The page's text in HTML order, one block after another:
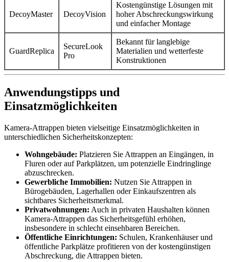
DecoyMaster DecoyVision
Kostengünstige Lösungen mit
hoher Abschreckungswirkung
und einfacher Montage
GuardReplica
SecureLook
Pro
Bekannt für langlebige
Materialien und wetterfeste
Konstruktionen
Anwendungstipps und
Einsatzmöglichkeiten
Kamera-Attrappen bieten vielseitige Einsatzmöglichkeiten in
unterschiedlichen Sicherheitskonzepten:
Wohngebäude: Platzieren Sie Attrappen an Eingängen, in
Fluren oder auf Parkplätzen, um potenzielle Eindringlinge
abzuschrecken.
Gewerbliche Immobilien: Nutzen Sie Attrappen in
Bürogebäuden, Lagerhallen oder Einkaufszentren als
sichtbares Sicherheitsmerkmal.
Privatwohnungen: Auch in privaten Haushalten können
Kamera-Attrappen das Sicherheitsgefühl erhöhen,
insbesondere in schlecht einsehbaren Bereichen.
Öffentliche Einrichtungen: Schulen, Krankenhäuser und
öffentliche Parkplätze profitieren von der kostengünstigen
Abschreckung, die Attrappen bieten.